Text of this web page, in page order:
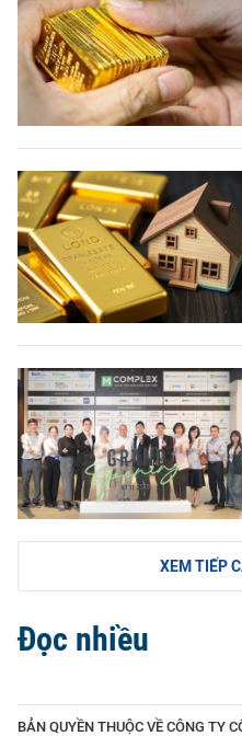
XEM TIẾP
Đọc nhiều
BẢN QUYỀN THUỘC VỀ CÔNG TY